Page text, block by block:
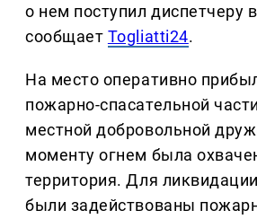
о нем поступил диспетчеру
сообщает Togliatti24.
На место оперативно
пожарно-спасательной
местной добровольной
моменту огнем была
территория. Для
были задействованы